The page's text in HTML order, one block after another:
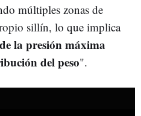
múltiples zonas de
sillín, lo que implica
la presión máxima
del peso".